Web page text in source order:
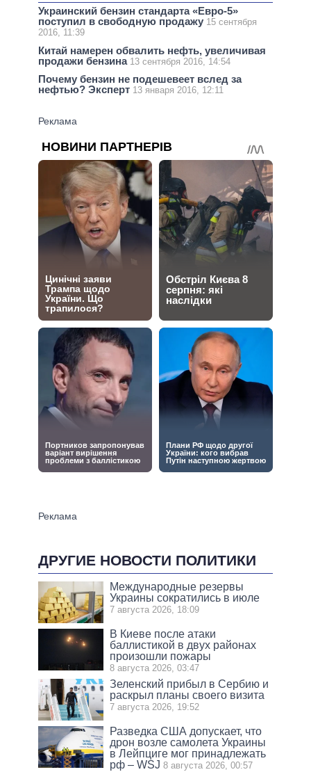
Украинский бензин стандарта «Евро-5»
поступил в свободную продажу 15 сентября
2016, 11:39
Китай намерен обвалить нефть, увеличивая
продажи бензина 13 сентября 2016, 14:54
Почему бензин не подешевеет вслед за
нефтью? Эксперт 13 января 2016, 12:11
ДРУГИЕ НОВОСТИ ПОЛИТИКИ
Международные резервы
Украины сократились в июле
7 августа 2026, 18:09
В Киеве после атаки
баллистикой в двух районах
произошли пожары
8 августа 2026, 03:47
Зеленский прибыл в Сербию и
раскрыл планы своего визита
7 августа 2026, 19:52
Разведка США допускает, что
дрон возле самолета Украины
в Лейпциге мог принадлежать
рф – WSJ 8 августа 2026, 00:57